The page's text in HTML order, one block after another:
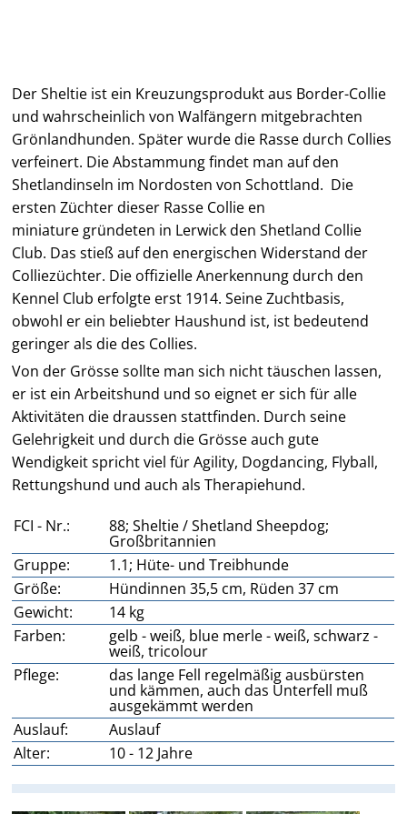
Der Sheltie ist ein Kreuzungsprodukt aus Border-Collie
und wahrscheinlich von Walfängern mitgebrachten
Grönlandhunden. Später wurde die Rasse durch Collies
verfeinert. Die Abstammung findet man auf den
Shetlandinseln im Nordosten von Schottland. Die
ersten Züchter dieser Rasse Collie en
miniature gründeten in Lerwick den Shetland Collie
Club. Das stieß auf den energischen Widerstand der
Colliezüchter. Die offizielle Anerkennung durch den
Kennel Club erfolgte erst 1914. Seine Zuchtbasis,
obwohl er ein beliebter Haushund ist, ist bedeutend
geringer als die des Collies.
Von der Grösse sollte man sich nicht täuschen lassen,
er ist ein Arbeitshund und so eignet er sich für alle
Aktivitäten die draussen stattfinden. Durch seine
Gelehrigkeit und durch die Grösse auch gute
Wendigkeit spricht viel für Agility, Dogdancing, Flyball,
Rettungshund und auch als Therapiehund.
FCI - Nr.: 88; Sheltie / Shetland Sheepdog;
Großbritannien
Gruppe:
1.1; Hüte- und Treibhunde
Größe:
Hündinnen 35,5 cm, Rüden 37 cm
Gewicht:
14 kg
Farben:
gelb - weiß, blue merle - weiß, schwarz -
weiß, tricolour
Pflege:
das lange Fell regelmäßig ausbürsten
und kämmen, auch das Unterfell muß
ausgekämmt werden
Auslauf:
Auslauf
Alter:
10 - 12 Jahre